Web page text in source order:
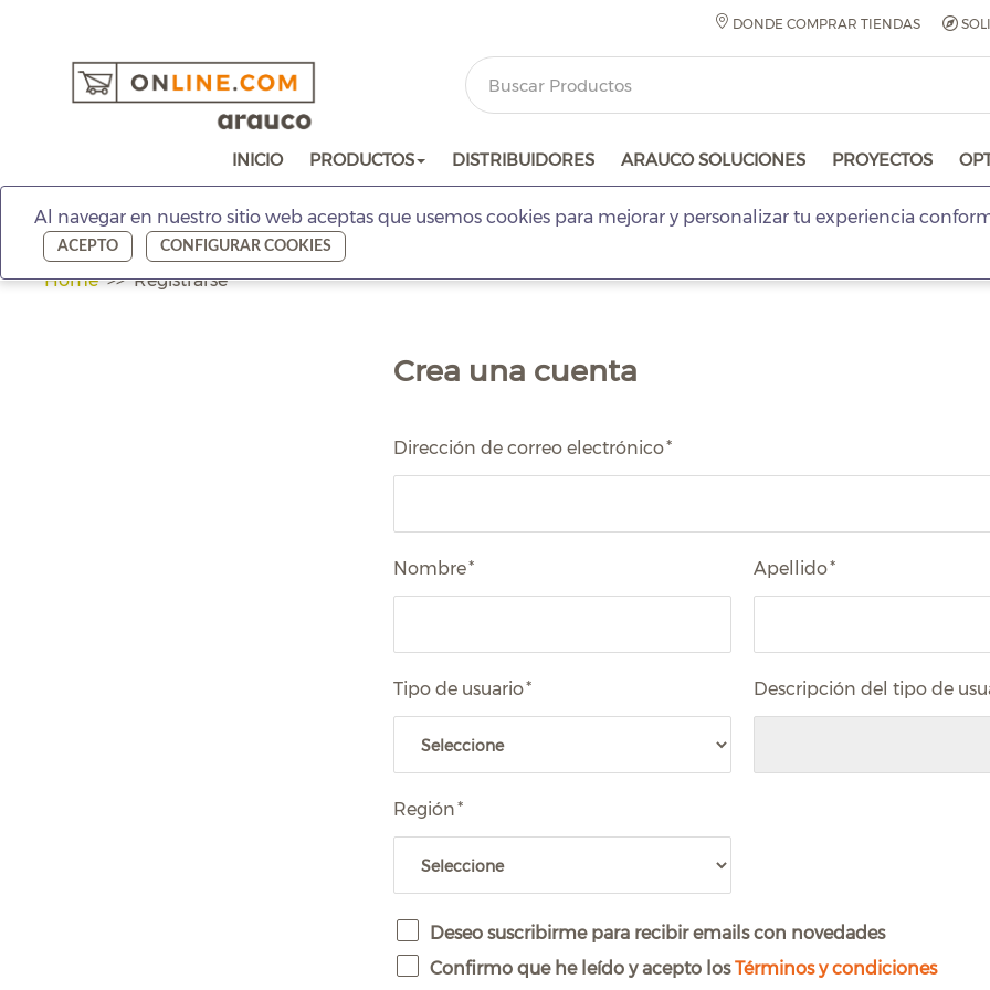
DONDE COMPRAR TIENDAS
INICIO PRODUCTOS DISTRIBUIDORES ARAUCO SOLUCIONES PROYECTOS
Al navegar en nuestro sitio web aceptas que usemos cookies para mejorar y personalizar tu experiencia
ACEPTO CONFIGURAR COOKIES
Home Registrarse
Crea una cuenta
Dirección de correo electrónico*
Nombre* Apellido*
Tipo de usuario* Descripción del tipo de
Región*
Deseo suscribirme para recibir emails con novedades
Confirmo que he leído y acepto losTérminos y condiciones